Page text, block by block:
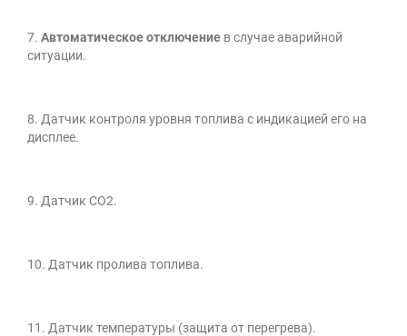
7. Автоматическое отключение в случае аварийной
ситуации.
8. Датчик контроля уровня топлива с индикацией его на
дисплее.
9. Датчик СО2.
10. Датчик пролива топлива.
11. Датчик температуры (защита от перегрева).